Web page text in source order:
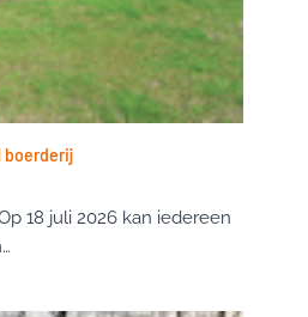
boerderij
18 juli 2026 kan iedereen